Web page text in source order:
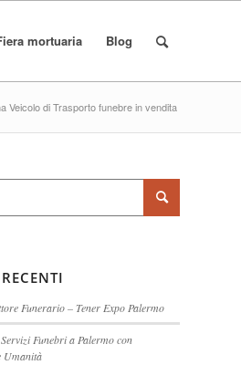
mortuaria Blog
Veicolo di Trasporto funebre in vendita
Funerario – Tener Expo Palermo
Funebri a Palermo con
Umanità